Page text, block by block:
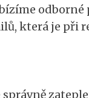
která je při